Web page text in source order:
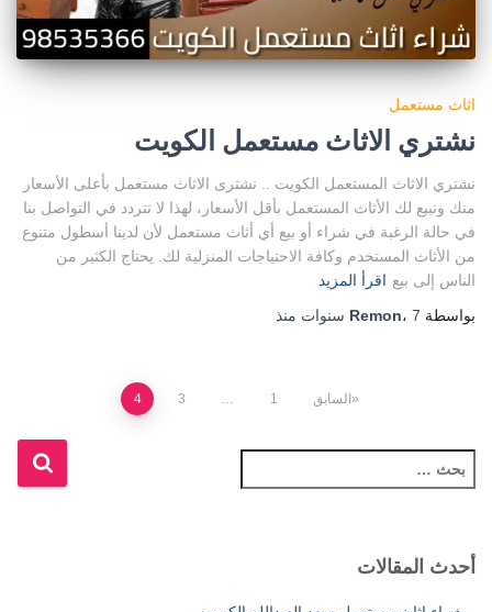
اثاث مستعمل
نشتري الاثاث مستعمل الكويت
نشتري الاثاث المستعمل الكويت .. نشترى الاثاث مستعمل بأعلى الأسعار
منك ونبيع لك الأثاث المستعمل بأقل الأسعار، لهذا لا تتردد في التواصل بنا
في حالة الرغبة في شراء أو بيع أي أثاث مستعمل لأن لدينا أسطول متنوع
من الأثاث المستخدم وكافة الاحتياجات المنزلية لك. يحتاج الكثير من
الناس إلى بيع اقرأ المزيد
بواسطة
Remon، 7 سنوات منذ
صفحات
السابق 1
…
3
4
ل
ثأحدث المقالات